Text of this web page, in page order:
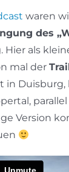
waren
des
Hier als
mal der
in
Version